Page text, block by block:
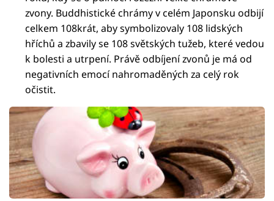
zvony. Buddhistické chrámy v celém Japonsku odbijí
celkem 108krát, aby symbolizovaly 108 lidských
hříchů a zbavily se 108 světských tužeb, které vedou
k bolesti a utrpení. Právě odbíjení zvonů je má od
negativních emocí nahromaděných za celý rok
očistit.